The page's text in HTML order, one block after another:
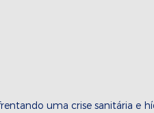
uma crise sanitária e